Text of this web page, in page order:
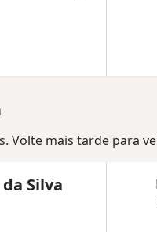
Volte mais tarde para
Silva